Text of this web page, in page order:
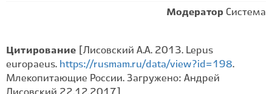
Модератор Система
Цитирование
[Лисовский А.А. 2013. Lepus
europaeus. https://rusmam.ru/data/view?id=198.
Млекопитающие России. Загружено: Андрей